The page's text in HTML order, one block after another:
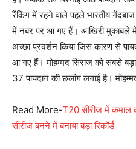
रैंकिंग में रहने वाले पहले भारतीय
में नंबर पर आ गए हैं। आखिरी मुकाबले
अच्छा प्रदर्शन किया जिस कारण से
आ गए हैं। मोहम्मद सिराज को सबसे
37 पायदान की छलांग लगाई है।
Read More-T20 सीरीज में कमाल
सीरीज बनने में बनाया बड़ा रिकॉर्ड